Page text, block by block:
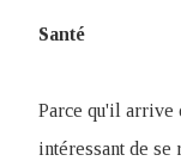
Santé
Parce qu'il arrive
intéressant de se